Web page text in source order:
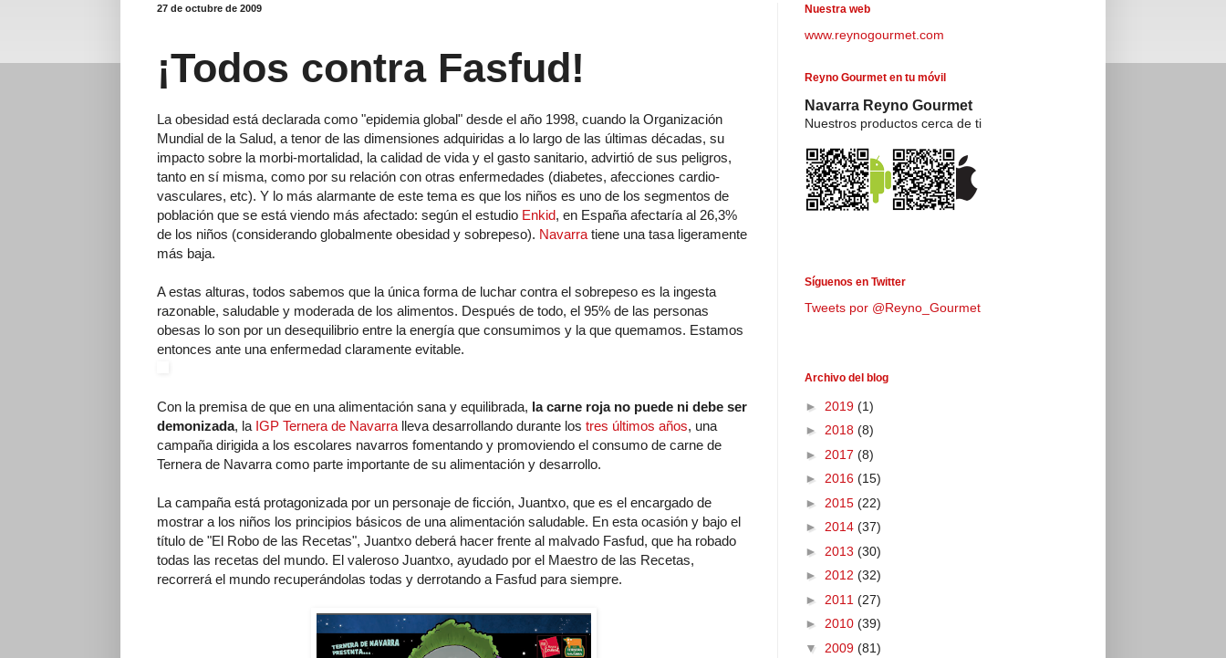
27 de octubre de 2009
¡Todos contra Fasfud!
La obesidad está declarada como "epidemia global" desde el año 1998, cuando la Organización
Mundial de la Salud, a tenor de las dimensiones adquiridas a lo largo de las últimas décadas, su
impacto sobre la morbi-mortalidad, la calidad de vida y el gasto sanitario, advirtió de sus peligros,
tanto en sí misma, como por su relación con otras enfermedades (diabetes, afecciones cardio-
vasculares, etc). Y lo más alarmante de este tema es que los niños es uno de los segmentos de
población que se está viendo más afectado: según el estudio Enkid, en España afectaría al 26,3%
de los niños (considerando globalmente obesidad y sobrepeso). Navarra tiene una tasa ligeramente
más baja.
A estas alturas, todos sabemos que la única forma de luchar contra el sobrepeso es la ingesta
razonable, saludable y moderada de los alimentos. Después de todo, el 95% de las personas
obesas lo son por un desequilibrio entre la energía que consumimos y la que quemamos. Estamos
entonces ante una enfermedad claramente evitable.
Con la premisa de que en una alimentación sana y equilibrada, la carne roja no puede ni debe ser
demonizada, la IGP Ternera de Navarra lleva desarrollando durante los tres últimos años, una
campaña dirigida a los escolares navarros fomentando y promoviendo el consumo de carne de
Ternera de Navarra como parte importante de su alimentación y desarrollo.
La campaña está protagonizada por un personaje de ficción, Juantxo, que es el encargado de
mostrar a los niños los principios básicos de una alimentación saludable. En esta ocasión y bajo el
título de "El Robo de las Recetas", Juantxo deberá hacer frente al malvado Fasfud, que ha robado
todas las recetas del mundo. El valeroso Juantxo, ayudado por el Maestro de las Recetas,
recorrerá el mundo recuperándolas todas y derrotando a Fasfud para siempre.
Nuestra web
www.reynogourmet.com
Reyno Gourmet en tu móvil
Navarra Reyno Gourmet
Nuestros productos cerca de ti
Síguenos en Twitter
Tweets por @Reyno_Gourmet
Archivo del blog
► 2019 (1)
► 2018 (8)
► 2017 (8)
► 2016 (15)
► 2015 (22)
► 2014 (37)
► 2013 (30)
► 2012 (32)
► 2011 (27)
► 2010 (39)
▼ 2009 (81)